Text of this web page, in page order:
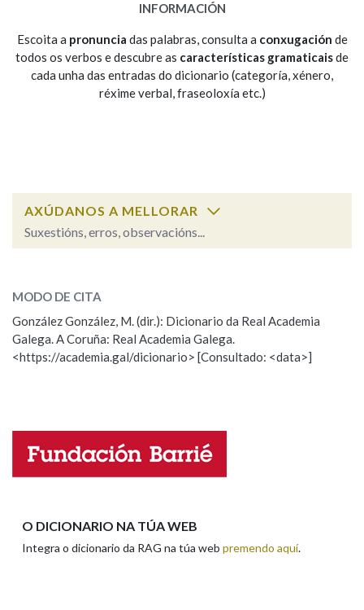
Marcas gramaticais
INFORMACIÓN
Escoita a pronuncia das palabras, consulta a conxugación de
todos os verbos e descubre as características gramaticaisde
cada unha das entradas do dicionario (categoría, xénero,
réxime verbal, fraseoloxía etc.)
AXÚDANOS A MELLORAR
Suxestións, erros, observacións...
Observación
Nome
Comentario
MODO DE CITA
González González, M. (dir.): Dicionario da Real Academia
Galega. A Coruña: Real Academia Galega.
<https://academia.gal/dicionario> [Consultado: <data>]
O DICIONARIO NA TÚA WEB
Integra o dicionario da RAG na túa web premendo aquí.